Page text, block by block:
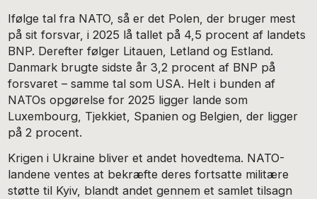
Ifølge tal fra NATO, så er det Polen, der bruger mest
på sit forsvar, i 2025 lå tallet på 4,5 procent af landets
BNP. Derefter følger Litauen, Letland og Estland.
Danmark brugte sidste år 3,2 procent af BNP på
forsvaret – samme tal som USA. Helt i bunden af
NATOs opgørelse for 2025 ligger lande som
Luxembourg, Tjekkiet, Spanien og Belgien, der ligger
på 2 procent.
Krigen i Ukraine bliver et andet hovedtema. NATO-
landene ventes at bekræfte deres fortsatte militære
støtte til Kyiv, blandt andet gennem et samlet tilsagn